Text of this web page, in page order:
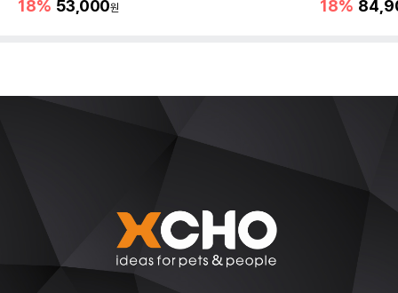
18% 53,000원 18%